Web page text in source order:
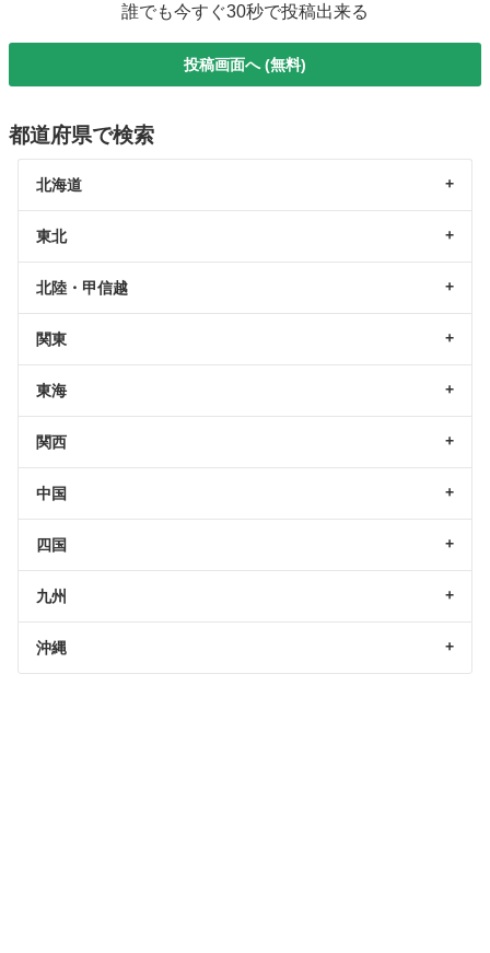
誰でも今すぐ30秒で投稿出来る
投稿画面へ (無料)
都道府県で検索
北海道
東北
北陸・甲信越
関東
東海
関西
中国
四国
九州
沖縄